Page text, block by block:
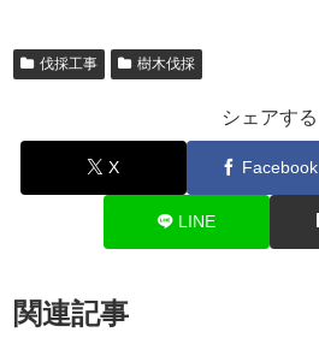
伐採工事 樹木伐採
シェアする
X Facebook
LINE
関連記事